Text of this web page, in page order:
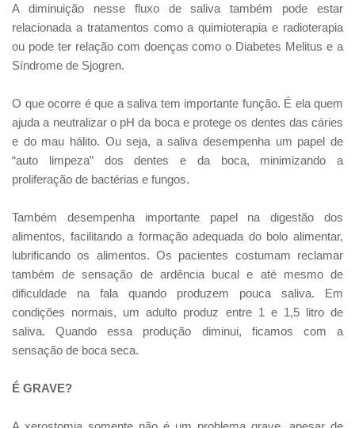
A diminuição nesse fluxo de saliva também pode estar
relacionada a tratamentos como a quimioterapia e radioterapia
ou pode ter relação com doenças como o Diabetes Melitus e a
Síndrome de Sjogren.
O que ocorre é que a saliva tem importante função. É ela quem
ajuda a neutralizar o pH da boca e protege os dentes das cáries
e do mau hálito. Ou seja, a saliva desempenha um papel de
“auto limpeza” dos dentes e da boca, minimizando a
proliferação de bactérias e fungos.
Também desempenha importante papel na digestão dos
alimentos, facilitando a formação adequada do bolo alimentar,
lubrificando os alimentos. Os pacientes costumam reclamar
também de sensação de ardência bucal e até mesmo de
dificuldade na fala quando produzem pouca saliva. Em
condições normais, um adulto produz entre 1 e 1,5 litro de
saliva. Quando essa produção diminui, ficamos com a
sensação de boca seca.
É GRAVE?